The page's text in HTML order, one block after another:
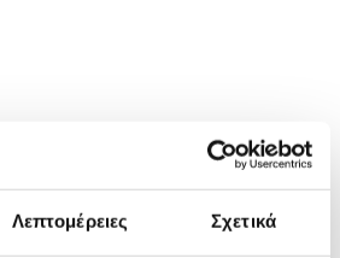
Λεπτομέρειες Σχετικά